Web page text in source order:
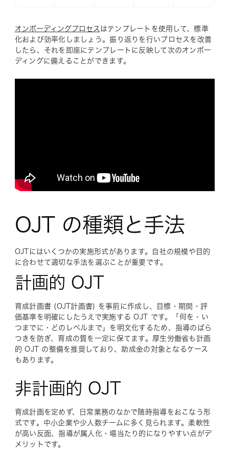
オンボーディングプロセス はテンプレートを使用して、標準
化および効率化しましょう。振り返りを行いプロセスを改善
したら、それを即座にテンプレートに反映して次のオンボー
ディングに備えることができます。
OJT の種類と手法
OJTにはいくつかの実施形式があります。自社の規模や目的
に合わせて適切な手法を選ぶことが重要です。
計画的 OJT
育成計画書 (OJT計画書) を事前に作成し、目標・期間・評
価基準を明確にしたうえで実施する OJT です。「何を・い
つまでに・どのレベルまで」を明文化するため、指導のばら
つきを防ぎ、育成の質を一定に保てます。厚生労働省も計画
的 OJT の整備を推奨しており、助成金の対象となるケース
もあります。
非計画的 OJT
育成計画を定めず、日常業務のなかで随時指導をおこなう形
式です。中小企業や少人数チームに多く見られます。柔軟性
が高い反面、指導が属人化・場当たり的になりやすい点がデ
メリットです。